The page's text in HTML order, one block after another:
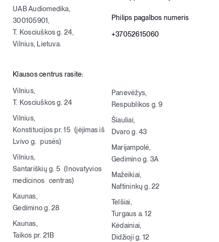
UAB Audiomedika,
300105901,
T. Kosciuškos g. 24,
Vilnius, Lietuva.
Philips pagalbos numeris
+37052615060
Klausos centrus rasite:
Vilnius,
T. Kosciuškos g. 24
Vilnius,
Konstitucijos pr. 15 (įėjimas iš
Lvivo g. pusės)
Vilnius,
Santariškių g. 5 (Inovatyvios
medicinos centras)
Kaunas,
Gedimino g. 28
Kaunas,
Taikos pr. 21B
Panevėžys,
Respublikos g. 9
Šiauliai,
Dvaro g. 43
Marijampolė,
Gedimino g. 3A
Mažeikiai,
Naftininkų g. 22
Telšiai,
Turgaus a. 12
Kėdainiai,
Didžioji g. 12